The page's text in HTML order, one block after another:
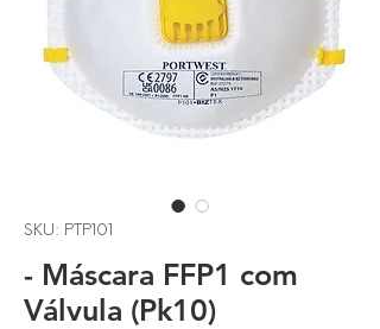
SKU: PTP101
- Máscara FFP1 com
Válvula (Pk10)